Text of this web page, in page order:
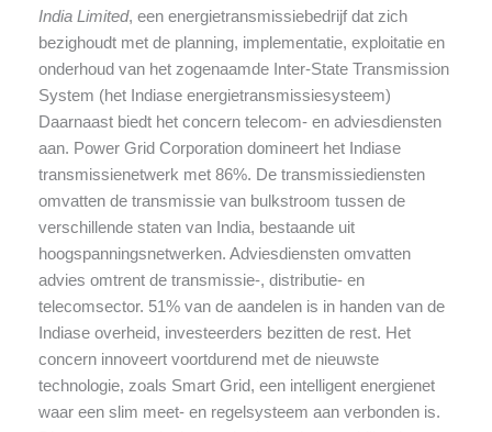
India Limited, een energietransmissiebedrijf dat zich
bezighoudt met de planning, implementatie, exploitatie en
onderhoud van het zogenaamde Inter-State Transmission
System (het Indiase energietransmissiesysteem)
Daarnaast biedt het concern telecom- en adviesdiensten
aan. Power Grid Corporation domineert het Indiase
transmissienetwerk met 86%. De transmissiediensten
omvatten de transmissie van bulkstroom tussen de
verschillende staten van India, bestaande uit
hoogspanningsnetwerken. Adviesdiensten omvatten
advies omtrent de transmissie-, distributie- en
telecomsector. 51% van de aandelen is in handen van de
Indiase overheid, investeerders bezitten de rest. Het
concern innoveert voortdurend met de nieuwste
technologie, zoals Smart Grid, een intelligent energienet
waar een slim meet- en regelsysteem aan verbonden is.